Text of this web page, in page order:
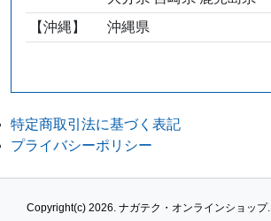
【沖縄】 沖縄県
特定商取引法に基づく表記
プライバシーポリシー
Copyright(c) 2026. ナガテク・オンラインショップ.